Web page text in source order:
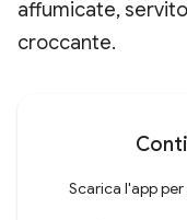
affumicate,
croccante.
Scarica l'app